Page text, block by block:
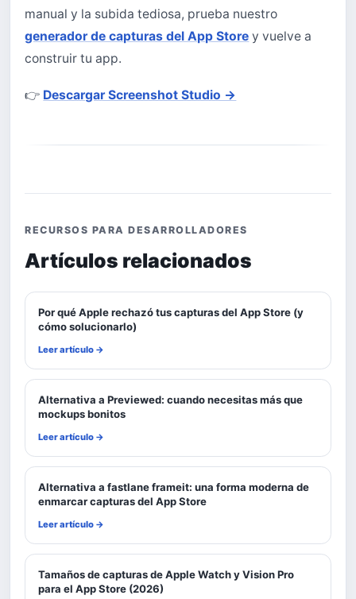
manual y la subida tediosa, prueba nuestro
generador de capturas del App Store y vuelve a
construir tu app.
👉 Descargar Screenshot Studio →
RECURSOS PARA DESARROLLADORES
Artículos relacionados
Por qué Apple rechazó tus capturas del App Store (y
cómo solucionarlo)
Leer artículo →
Alternativa a Previewed: cuando necesitas más que
mockups bonitos
Leer artículo →
Alternativa a fastlane frameit: una forma moderna de
enmarcar capturas del App Store
Leer artículo →
Tamaños de capturas de Apple Watch y Vision Pro
para el App Store (2026)